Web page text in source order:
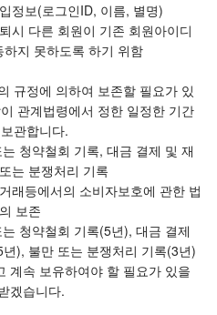
정보(로그인ID, 이름, 별명)
시 다른 회원이 기존 회원아이디
지 못하도록 하기 위함
규정에 의하여 보존할 필요가 있
관계법령에서 정한 일정한 기간
관합니다.
청약철회 기록, 대금 결제 및 재
는 분쟁처리 기록
래등에서의 소비자보호에 관한 법
보존
청약철회 기록(5년), 대금 결제
), 불만 또는 분쟁처리 기록(3년)
계속 보유하여야 할 필요가 있을
겠습니다.